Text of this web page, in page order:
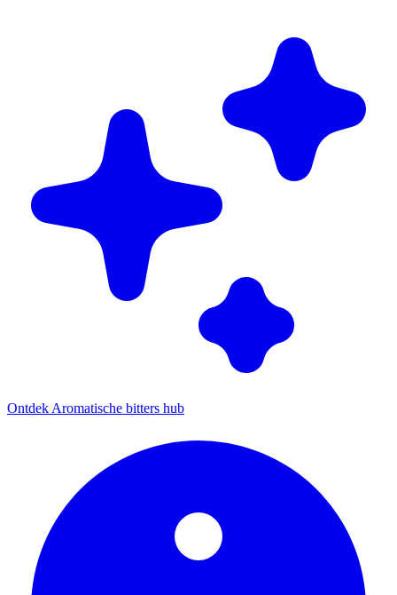
Ontdek Aromatische bitters hub